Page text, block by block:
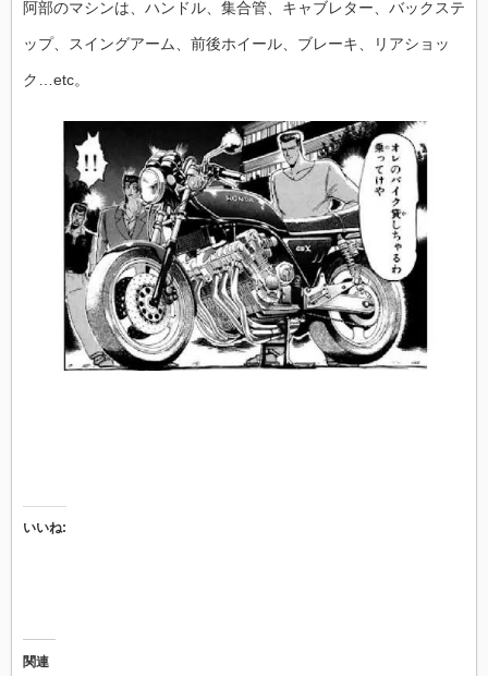
阿部のマシンは、ハンドル、集合管、キャブレター、バックステ
ップ、スイングアーム、前後ホイール、ブレーキ、リアショッ
ク…etc。
いいね:
関連